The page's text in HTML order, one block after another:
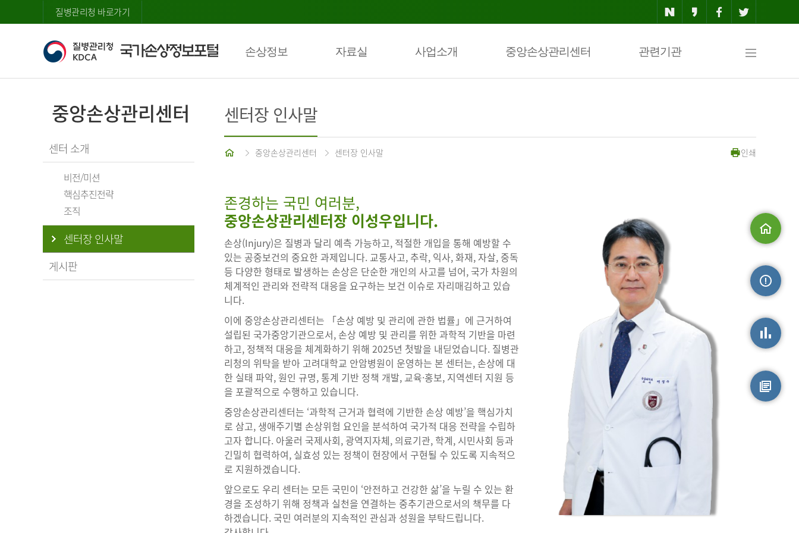
질병관리청 바로가기
손상정보 자료실 사업소개 중앙손상관리센터 관련기관
맵
중앙손상관리센터
센터 소개
비전/미션
핵심추진전략
조직
센터장 인사말
게시판
센터장 인사말
중앙손상관리센터 센터장 인사말 인쇄
존경하는 국민 여러분,
중앙손상관리센터장 이성우입니다.
손상(Injury)은 질병과 달리 예측 가능하고, 적절한 개입을 통해 예방할 수
있는 공중보건의 중요한 과제입니다. 교통사고, 추락, 익사, 화재, 자살, 중독
등 다양한 형태로 발생하는 손상은 단순한 개인의 사고를 넘어, 국가 차원의
체계적인 관리와 전략적 대응을 요구하는 보건 이슈로 자리매김하고 있습
니다.
이에 중앙손상관리센터는 「손상 예방 및 관리에 관한 법률」에 근거하여
설립된 국가중앙기관으로서, 손상 예방 및 관리를 위한 과학적 기반을 마련
하고, 정책적 대응을 체계화하기 위해 2025년 첫발을 내딛었습니다. 질병관
리청의 위탁을 받아 고려대학교 안암병원이 운영하는 본 센터는, 손상에 대
한 실태 파악, 원인 규명, 통계 기반 정책 개발, 교육·홍보, 지역센터 지원 등
을 포괄적으로 수행하고 있습니다.
중앙손상관리센터는 ‘과학적 근거과 협력에 기반한 손상 예방’을 핵심가치
로 삼고, 생애주기별 손상위험 요인을 분석하여 국가적 대응 전략을 수립하
고자 합니다. 아울러 국제사회, 광역지자체, 의료기관, 학계, 시민사회 등과
긴밀히 협력하여, 실효성 있는 정책이 현장에서 구현될 수 있도록 지속적으
로 지원하겠습니다.
앞으로도 우리 센터는 모든 국민이 ‘안전하고 건강한 삶’을 누릴 수 있는 환
경을 조성하기 위해 정책과 실천을 연결하는 중추기관으로서의 책무를 다
하겠습니다. 국민 여러분의 지속적인 관심과 성원을 부탁드립니다.